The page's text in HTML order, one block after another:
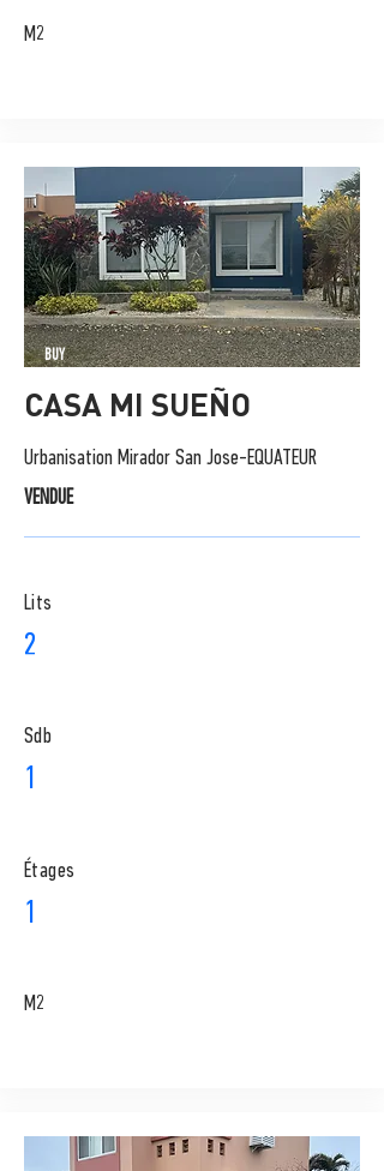
M2
BUY
CASA MI SUEÑO
Urbanisation Mirador San Jose-EQUATEUR
VENDUE
Lits
2
Sdb
1
​Étages
1
M2